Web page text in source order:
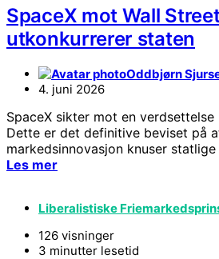
SpaceX mot Wall
utkonkurrerer staten
Oddbjørn
4. juni 2026
SpaceX sikter mot en verdsettelse
Dette er det definitive beviset på
markedsinnovasjon knuser
Les mer
Liberalistiske
126 visninger
3 minutter lesetid